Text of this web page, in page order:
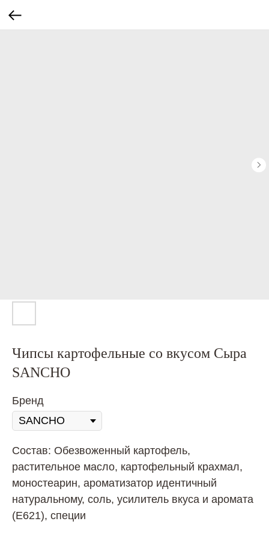
Чипсы картофельные со вкусом Сыра
SANCHO
Бренд
Состав: Обезвоженный картофель,
растительное масло, картофельный крахмал,
моностеарин, ароматизатор идентичный
натуральному, соль, усилитель вкуса и аромата
(Е621), специи